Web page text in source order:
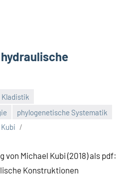
Kladistik
phylogenetische Systematik
von Michael Kubi (2018) als pdf:
Konstruktionen